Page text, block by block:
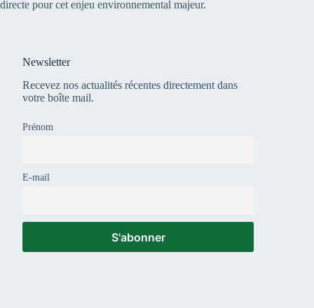
directe pour cet enjeu environnemental majeur.
Newsletter
Recevez nos actualités récentes directement dans
votre boîte mail.
Prénom
E-mail